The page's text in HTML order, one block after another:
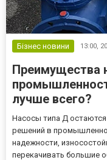
Бізнес новини 13:00,
Преимущества
лучше всего?
Насосы типа Д
решений в
надежности,
перекачивать большие